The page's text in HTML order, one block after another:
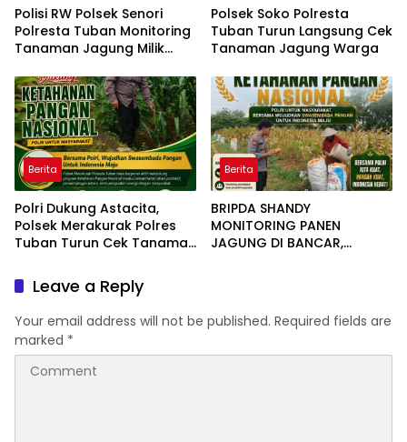
Polisi RW Polsek Senori
Polresta Tuban Monitoring
Tanaman Jagung Milik
Guna Mendukung Program
Ketahanan Pangan
Polsek Soko Polresta
Tuban Turun Langsung Cek
Tanaman Jagung Warga
Berita
Polri Dukung Astacita,
Polsek Merakurak Polres
Tuban Turun Cek Tanaman
Tuwiri Kulon
Berita
BRIPDA SHANDY
MONITORING PANEN
JAGUNG DI BANCAR,
Leave a Reply
Your email address will not be published. Required fields are
marked *